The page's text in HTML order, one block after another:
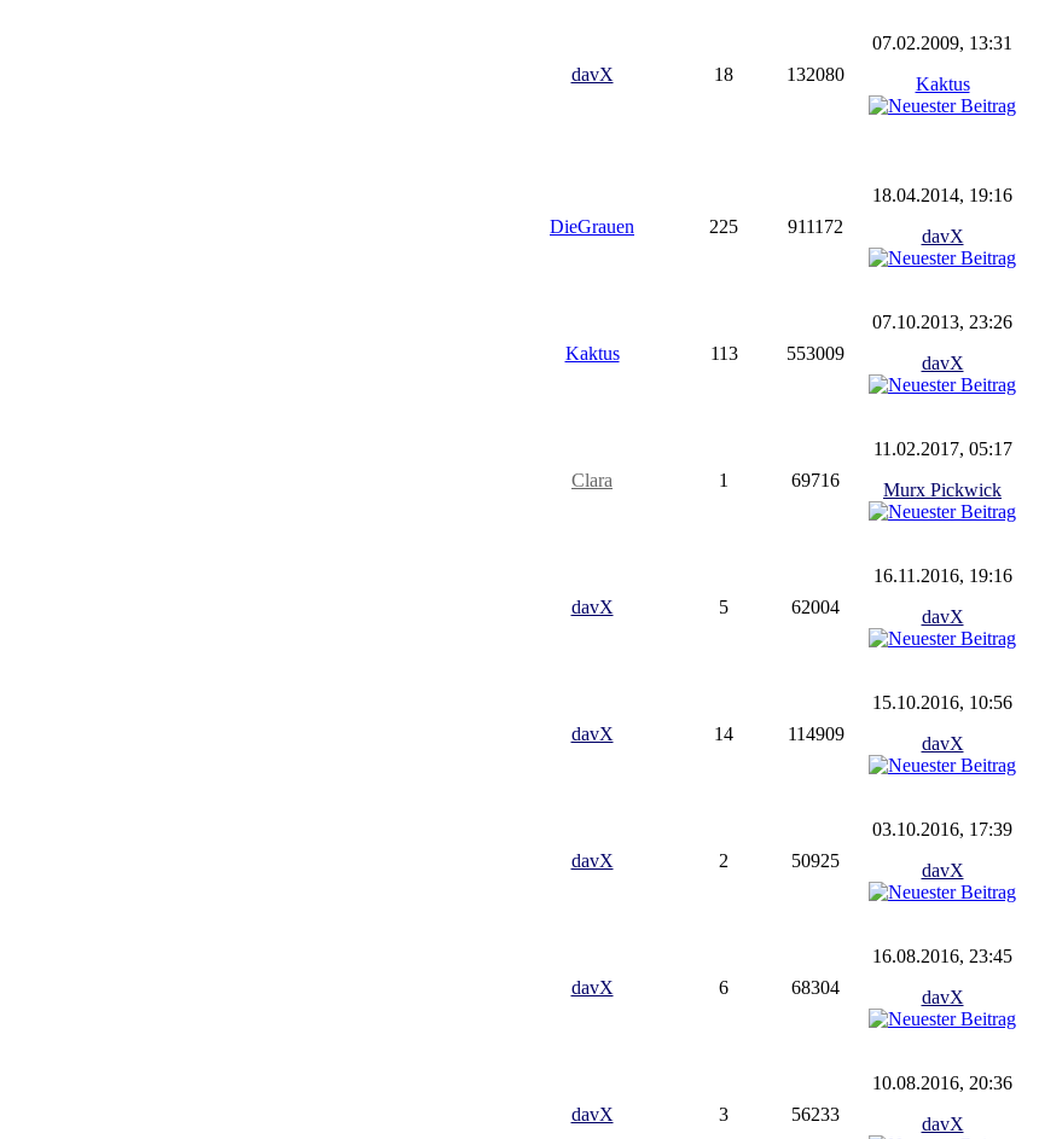
davX 18 132080
07.02.2009, 13:31
Kaktus
DieGrauen 225 911172
18.04.2014, 19:16
davX
Kaktus 113 553009
07.10.2013, 23:26
davX
Clara 1 69716
11.02.2017, 05:17
Murx Pickwick
davX 5 62004
16.11.2016, 19:16
davX
davX 14 114909
15.10.2016, 10:56
davX
davX 2 50925
03.10.2016, 17:39
davX
davX 6 68304
16.08.2016, 23:45
davX
davX 3 56233
10.08.2016, 20:36
davX